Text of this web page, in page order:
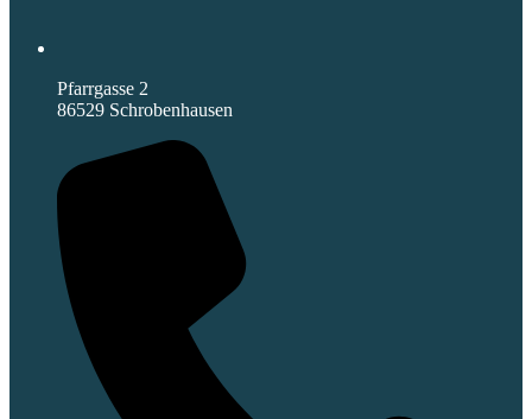
Pfarrgasse 2
86529 Schrobenhausen